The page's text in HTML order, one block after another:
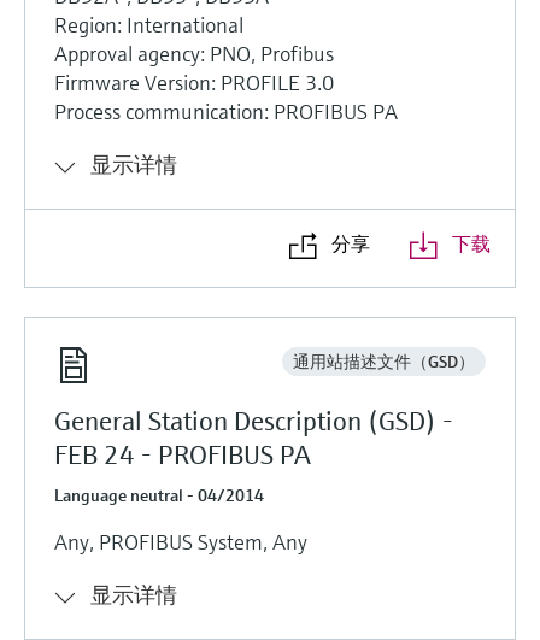
Region: International
Approval agency: PNO, Profibus
Firmware Version: PROFILE 3.0
Process communication: PROFIBUS PA
显示详情
分享 下载
通用站描述文件（GSD）
General Station Description (GSD) -
FEB 24 - PROFIBUS PA
Language neutral - 04/2014
Any, PROFIBUS System, Any
显示详情